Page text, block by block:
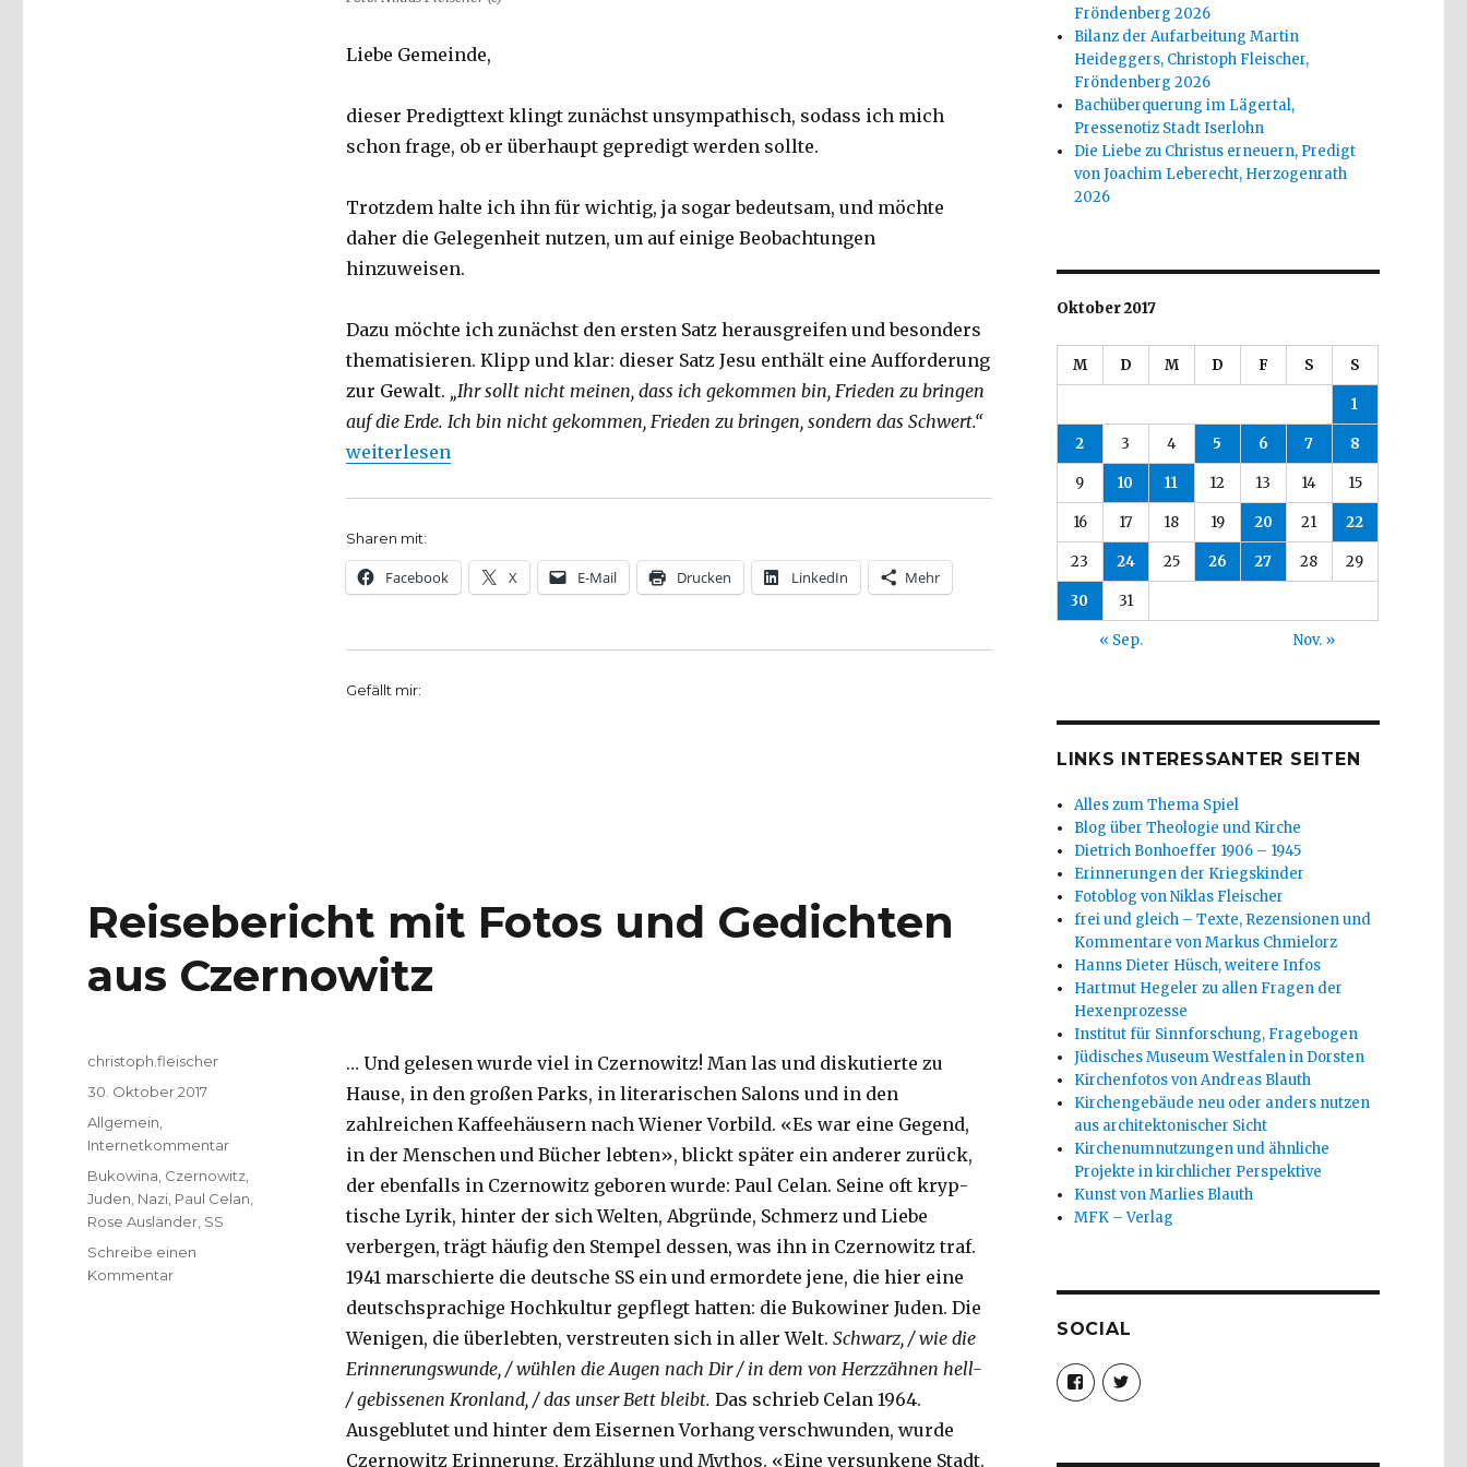
Liebe Gemeinde,
dieser Predigttext klingt zunächst unsympathisch, sodass ich mich
schon frage, ob er überhaupt gepredigt werden sollte.
Trotzdem halte ich ihn für wichtig, ja sogar bedeutsam, und möchte
daher die Gelegenheit nutzen, um auf einige Beobachtungen
hinzuweisen.
Dazu möchte ich zunächst den ersten Satz herausgreifen und besonders
thematisieren. Klipp und klar: dieser Satz Jesu enthält eine Aufforderung
zur Gewalt. „Ihr sollt nicht meinen, dass ich gekommen bin, Frieden zu bringen
auf die Erde. Ich bin nicht gekommen, Frieden zu bringen, sondern das Schwert.“
„Eine Kriegspredigt? Christoph Fleischer, Welver 2017“
weiterlesen
Sharen mit:
Facebook X E-Mail Drucken LinkedIn Mehr
Gefällt mir:
Reisebericht mit Fotos und Gedichten
aus Czernowitz
… Und gelesen wurde viel in Czernowitz! Man las und diskutierte zu
Hause, in den großen Parks, in literarischen Salons und in den
zahlreichen Kaffeehäusern nach Wiener Vorbild. «Es war eine Gegend,
in der Menschen und Bücher lebten», blickt später ein anderer zurück,
der ebenfalls in Czernowitz geboren wurde: Paul Celan. Seine oft kryp­
tische Lyrik, hinter der sich Welten, Abgründe, Schmerz und Liebe
verbergen, trägt häufig den Stempel dessen, was ihn in Czernowitz traf.
1941 marschierte die deutsche SS ein und ermordete jene, die hier eine
deutschsprachige Hochkultur gepflegt hatten: die Bukowiner Juden. Die
Wenigen, die überlebten, verstreuten sich in aller Welt. Schwarz, / wie die
Erinnerungswunde, / wühlen die Augen nach Dir / in dem von Herzzähnen hell-
/ gebissenen Kronland, / das unser Bett bleibt. Das schrieb Celan 1964.
Ausgeblutet und hinter dem Eisernen Vorhang verschwunden, wurde
Czernowitz Erinnerung, Erzählung und Mythos. «Eine versunkene Stadt.
Autor
christoph.fleischer
Veröffentlicht
am
30. Oktober 2017
Kategorien
Allgemein,
Internetkommentar
Schlagwörter
Bukowina, Czernowitz,
Juden, Nazi, Paul Celan,
Rose Ausländer, SS
Schreibe einen
Kommentarzu
Fröndenberg 2026
Bilanz der Aufarbeitung Martin
Heideggers, Christoph Fleischer,
Fröndenberg 2026
Bachüberquerung im Lägertal,
Pressenotiz Stadt Iserlohn
Die Liebe zu Christus erneuern, Predigt
von Joachim Leberecht, Herzogenrath
2026
Oktober 2017
M D M D F S S
1
2 3 4 5 6 7 8
9 10 11 12 13 14 15
16 17 18 19 20 21 22
23 24 25 26 27 28 29
30 31
« Sep. Nov. »
LINKS INTERESSANTER SEITEN
Alles zum Thema Spiel
Blog über Theologie und Kirche
Dietrich Bonhoeffer 1906 – 1945
Erinnerungen der Kriegskinder
Fotoblog von Niklas Fleischer
frei und gleich – Texte, Rezensionen und
Kommentare von Markus Chmielorz
Hanns Dieter Hüsch, weitere Infos
Hartmut Hegeler zu allen Fragen der
Hexenprozesse
Institut für Sinnforschung, Fragebogen
Jüdisches Museum Westfalen in Dorsten
Kirchenfotos von Andreas Blauth
Kirchengebäude neu oder anders nutzen
aus architektonischer Sicht
Kirchenumnutzungen und ähnliche
Projekte in kirchlicher Perspektive
Kunst von Marlies Blauth
MFK – Verlag
SOCIAL
Profil
von
christoph.fleischer1
anzeigen
Profil
von
anzeigen